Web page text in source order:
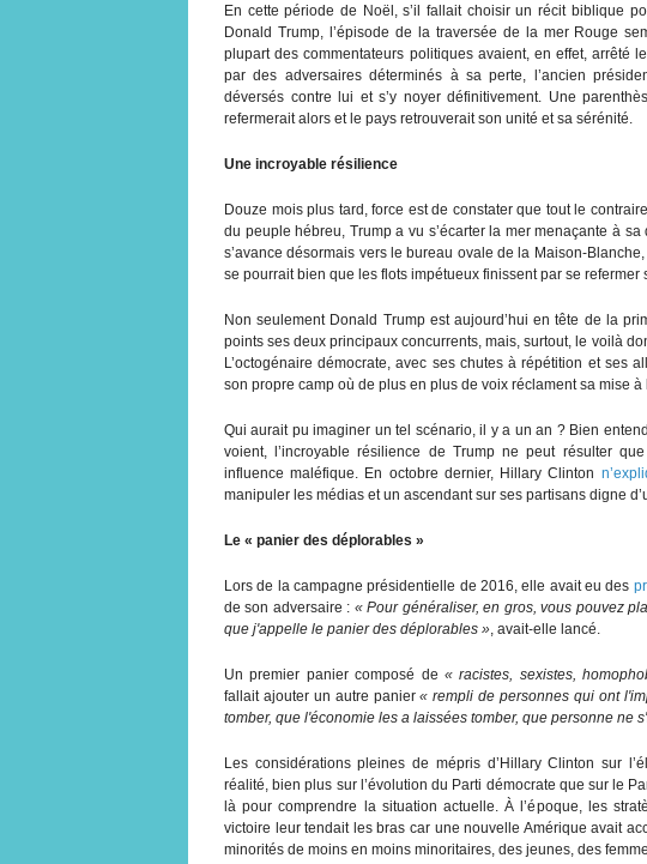
En cette période de Noël, s’il fallait choisir un récit biblique
Donald Trump, l’épisode de la traversée de la mer Rouge
plupart des commentateurs politiques avaient, en effet, arrêté
par des adversaires déterminés à sa perte, l’ancien
déversés contre lui et s’y noyer définitivement. Une
refermerait alors et le pays retrouverait son unité et sa sérénité.
Une incroyable résilience
Douze mois plus tard, force est de constater que tout le
du peuple hébreu, Trump a vu s’écarter la mer menaçante à sa
s’avance désormais vers le bureau ovale de la Maison-
se pourrait bien que les flots impétueux finissent par se
Non seulement Donald Trump est aujourd’hui en tête de la
points ses deux principaux concurrents, mais, surtout, le voilà
L’octogénaire démocrate, avec ses chutes à répétition et ses
son propre camp où de plus en plus de voix réclament sa mise à
Qui aurait pu imaginer un tel scénario, il y a un an ? Bien
voient, l’incroyable résilience de Trump ne peut résulter
influence maléfique. En octobre dernier, Hillary Clinton
manipuler les médias et un ascendant sur ses partisans digne
Le « panier des déplorables »
Lors de la campagne présidentielle de 2016, elle avait eu des
de son adversaire : « Pour généraliser, en gros, vous pouvez
que j'appelle le panier des déplorables », avait-elle lancé.
Un premier panier composé de « racistes, sexistes,
fallait ajouter un autre panier« rempli de personnes qui ont
tomber, que l'économie les a laissées tomber, que personne ne
Les considérations pleines de mépris d’Hillary Clinton sur
réalité, bien plus sur l’évolution du Parti démocrate que sur le
là pour comprendre la situation actuelle. À l’époque, les
victoire leur tendait les bras car une nouvelle Amérique avait
minorités de moins en moins minoritaires, des jeunes, des